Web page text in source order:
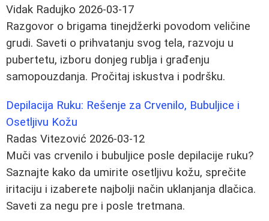
Vidak Radujko 2026-03-17
Razgovor o brigama tinejdžerki povodom veličine
grudi. Saveti o prihvatanju svog tela, razvoju u
pubertetu, izboru donjeg rublja i građenju
samopouzdanja. Pročitaj iskustva i podršku.
Depilacija Ruku: Rešenje za Crvenilo, Bubuljice i
Osetljivu Kožu
Radas Vitezović 2026-03-12
Muči vas crvenilo i bubuljice posle depilacije ruku?
Saznajte kako da umirite osetljivu kožu, sprečite
iritaciju i izaberete najbolji način uklanjanja dlačica.
Saveti za negu pre i posle tretmana.